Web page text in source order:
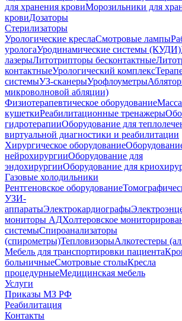
для хранения кровиМорозильники для
кровиДозаторы
Стерилизаторы
Урологические креслаСмотровые лампы
урологаУродинамические системы (КУДИ)
лазерыЛитотрипторы бесконтактные
контактныеУрологический комплекс
системыУЗ-сканерыУрофлоуметры
микроволновой абляции)
Физиотерапевтическое оборудование
кушеткиРеабилитационные тренажеры
гидротерапииОборудование для
виртуальной диагностики и реабилитации
Хирургическое оборудование
нейрохирургииОборудование для
эндохирургииОборудование для
Газовые холодильники
Рентгеновское оборудование
УЗИ-
аппаратыЭлектрокардиографы
мониторы АДХолтеровское
системыСпироанализаторы
(спирометры)ТепловизорыАлкотестеры
Мебель для транспортировки пациента
больничныеCмотровые столыКресла
процедурныеМедицинская мебель
Услуги
Приказы МЗ РФ
Реабилитация
Контакты